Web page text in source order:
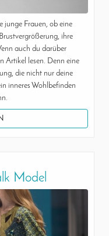
junge Frauen, ob eine
ihre
auch du darüber
Artikel lesen. Denn eine
die nicht nur deine
inneres Wohlbefinden
Model